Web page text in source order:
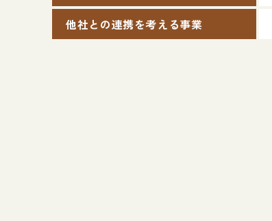
他社との連携を考える事業